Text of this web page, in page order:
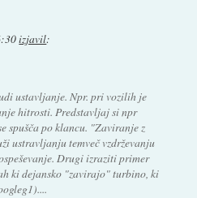
izjavil:
ustavljanje. Npr. pri vozilih je
hitrosti. Predstavljaj si npr
spušča po klancu. "Zaviranje z
ustravljanju temveč vzdrževanju
Drugi izraziti primer
ki dejansko "zavirajo" turbino, ki